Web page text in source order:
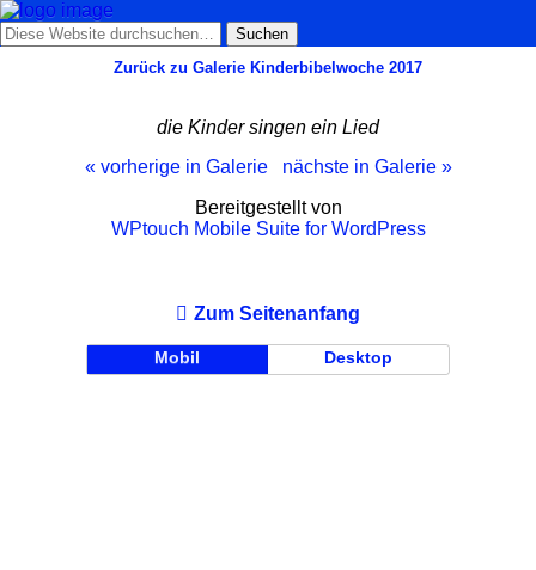
Zurück zu Galerie Kinderbibelwoche 2017
die Kinder singen ein Lied
« vorherige in Galerie
nächste in Galerie »
Bereitgestellt von
WPtouch Mobile Suite for WordPress
Zum Seitenanfang
Mobil Desktop